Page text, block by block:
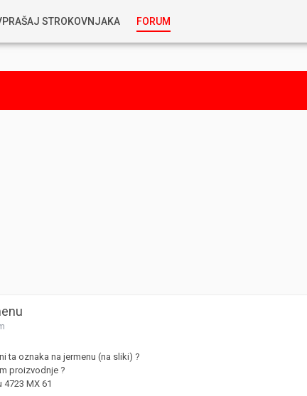
STROKOVNJAKA
PRIHODA
TEHNIKA
BOLKA
VPRAŠANJA
ČERNJAVSKI
FORUM
ta oznaka na jermenu (na sliki) ?
proizvodnje ?
MX 61